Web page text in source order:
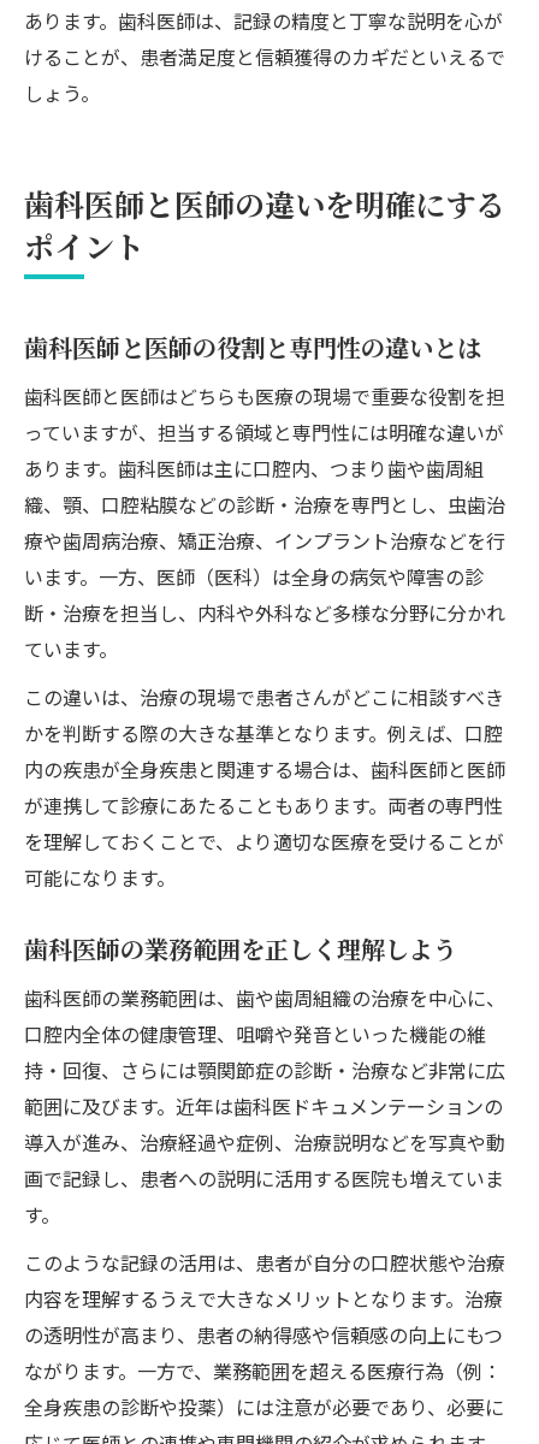
あります。歯科医師は、記録の精度と丁寧な説明を心が
けることが、患者満足度と信頼獲得のカギだといえるで
しょう。
歯科医師と医師の違いを明確にする
ポイント
歯科医師と医師の役割と専門性の違いとは
歯科医師と医師はどちらも医療の現場で重要な役割を担
っていますが、担当する領域と専門性には明確な違いが
あります。歯科医師は主に口腔内、つまり歯や歯周組
織、顎、口腔粘膜などの診断・治療を専門とし、虫歯治
療や歯周病治療、矯正治療、インプラント治療などを行
います。一方、医師（医科）は全身の病気や障害の診
断・治療を担当し、内科や外科など多様な分野に分かれ
ています。
この違いは、治療の現場で患者さんがどこに相談すべき
かを判断する際の大きな基準となります。例えば、口腔
内の疾患が全身疾患と関連する場合は、歯科医師と医師
が連携して診療にあたることもあります。両者の専門性
を理解しておくことで、より適切な医療を受けることが
可能になります。
歯科医師の業務範囲を正しく理解しよう
歯科医師の業務範囲は、歯や歯周組織の治療を中心に、
口腔内全体の健康管理、咀嚼や発音といった機能の維
持・回復、さらには顎関節症の診断・治療など非常に広
範囲に及びます。近年は歯科医ドキュメンテーションの
導入が進み、治療経過や症例、治療説明などを写真や動
画で記録し、患者への説明に活用する医院も増えていま
す。
このような記録の活用は、患者が自分の口腔状態や治療
内容を理解するうえで大きなメリットとなります。治療
の透明性が高まり、患者の納得感や信頼感の向上にもつ
ながります。一方で、業務範囲を超える医療行為（例：
全身疾患の診断や投薬）には注意が必要であり、必要に